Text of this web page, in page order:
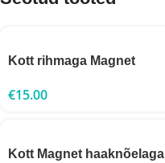
Kott rihmaga Magnet
€15.00
Kott Magnet haaknõelaga